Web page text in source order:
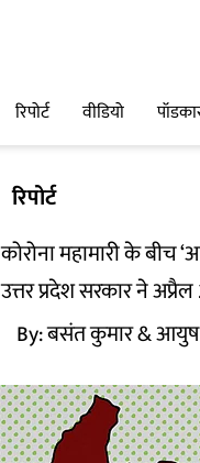
रिपोर्ट वीडियो
रिपोर्ट
कोरोना महामारी के बीच
उत्तर प्रदेश सरकार ने
By:बसंत कुमार& आयुष